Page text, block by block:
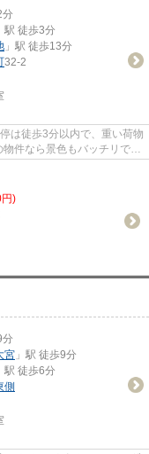
分
駅 徒歩3分
」駅 徒歩13分
32-2
は徒歩3分以内で、重い荷物
件なら景色もバッチリです
)
分
宮 」駅 徒歩9分
駅 徒歩6分
側